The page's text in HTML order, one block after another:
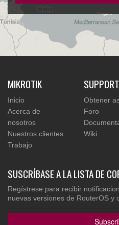
MIKROTIK
Inicio
Acerca de
nosotros
Nuestros clientes
Trabajo
SUPPORT
Obtener
Foro
Wiki
SUSCRÍBASE A LA LISTA DE
Regístrese para recibir
nuevas versiones de RouterOS y